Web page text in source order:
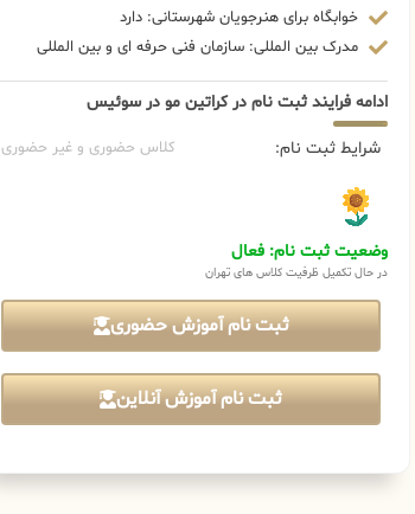
خوابگاه برای هنرجویان شهرستانی: دارد
مدرک بین المللی: سازمان فنی حرفه ای و بین المللی
ادامه فرایند ثبت نام در کراتین مو در سوئیس
شرایط ثبت نام: کلاس حضوری و غیر حضوری
وضعیت ثبت نام: فعال
در حال تکمیل ظرفیت کلاس های تهران
ثبت نام آموزش حضوری
ثبت نام آموزش آنلاین